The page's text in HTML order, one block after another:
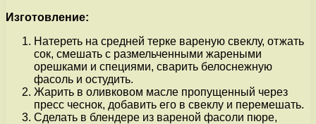
Изготовление:
Натереть на средней терке вареную свеклу, отжать
сок, смешать с размельченными жареными
орешками и специями, сварить белоснежную
фасоль и остудить.
Жарить в оливковом масле пропущенный через
пресс чеснок, добавить его в свеклу и перемешать.
Сделать в блендере из вареной фасоли пюре,